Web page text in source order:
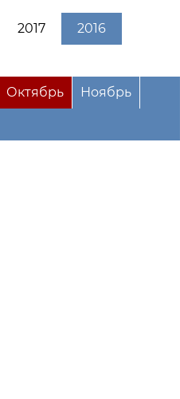
2017 2016
Октябрь Ноябрь